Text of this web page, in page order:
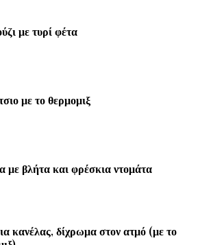
με τυρί φέτα
με το θερμομιξ
με βλήτα και φρέσκια ντομάτα
κανέλας, δίχρωμα στον ατμό (με το